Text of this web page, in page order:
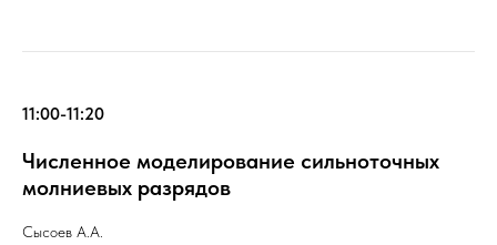
11:00-11:20
Численное моделирование сильноточных
молниевых разрядов
Сысоев А.А.